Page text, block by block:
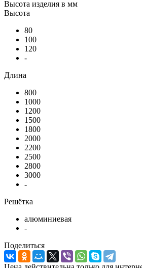
Высота изделия в мм
Высота
80
100
120
-
Длина
800
1000
1200
1500
1800
2000
2200
2500
2800
3000
-
Решётка
алюминиевая
-
Поделиться